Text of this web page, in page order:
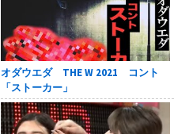
オダウエダ THE W 2021 コント
「ストーカー」